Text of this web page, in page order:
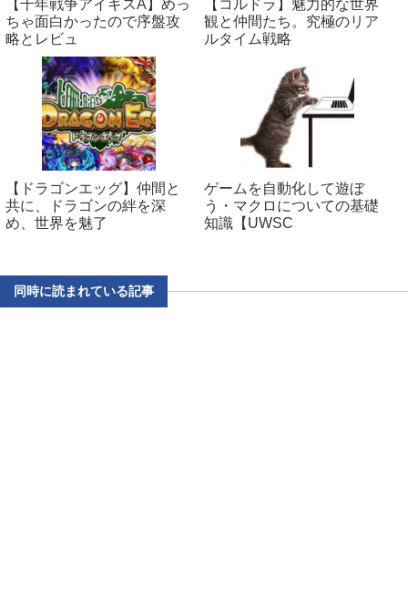
【千年戦争アイギスA】めっ
ちゃ面白かったので序盤攻
略とレビュ
【コルドラ】魅力的な世界
観と仲間たち。究極のリア
ルタイム戦略
【ドラゴンエッグ】仲間と
共に、ドラゴンの絆を深
め、世界を魅了
ゲームを自動化して遊ぼ
う・マクロについての基礎
知識【UWSC
同時に読まれている記事